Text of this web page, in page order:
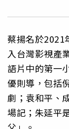
蔡揚名於2021
入台灣影視產
語片中的第一
優則導，包括
劇；袁和平、
場記；朱延平